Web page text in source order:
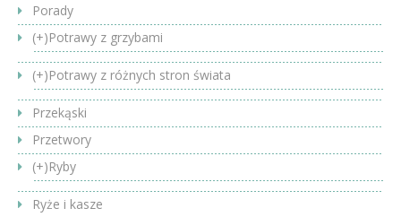
Porady
(+)Potrawy z grzybami
(+)Potrawy z różnych stron świata
Przekąski
Przetwory
(+)Ryby
Ryże i kasze